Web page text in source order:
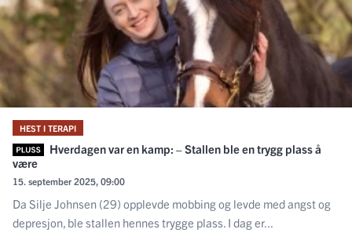
HEST I TERAPI
Hverdagen var en kamp: – Stallen ble en trygg plass å
være
15. september 2025, 09:00
Da Silje Johnsen (29) opplevde mobbing og levde med angst og
depresjon, ble stallen hennes trygge plass. I dag er...